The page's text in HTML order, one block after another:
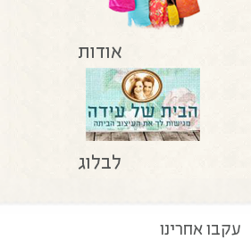
אודות
לבלוג
עקבו אחרינו